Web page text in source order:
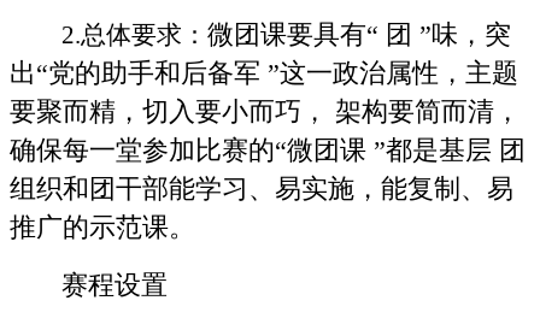
2.总体要求： 微团课要具有“ 团 ”味，突
出“党的助手和后备军 ”这一政治属性，主题
要聚而精，切入要小而巧， 架构要简而清，
确保每一堂参加比赛的“微团课 ”都是基层 团
组织和团干部能学习、易实施，能复制、易
推广的示范课。
赛程设置